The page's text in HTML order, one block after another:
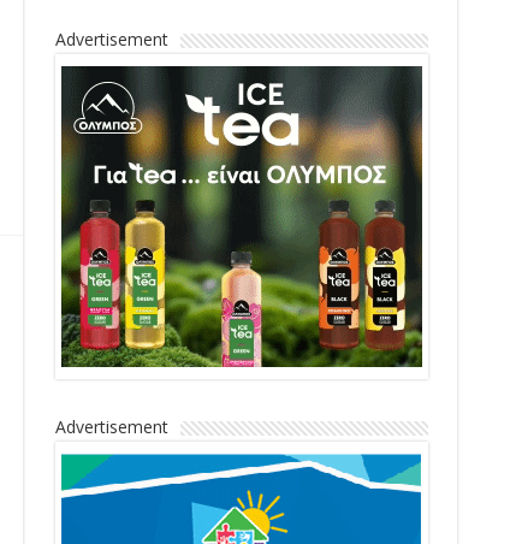
Advertisement
Advertisement